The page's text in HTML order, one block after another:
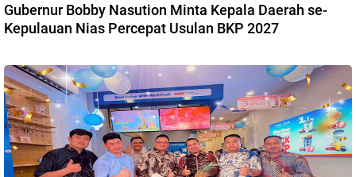
Gubernur Bobby Nasution Minta Kepala Daerah se-
Kepulauan Nias Percepat Usulan BKP 2027